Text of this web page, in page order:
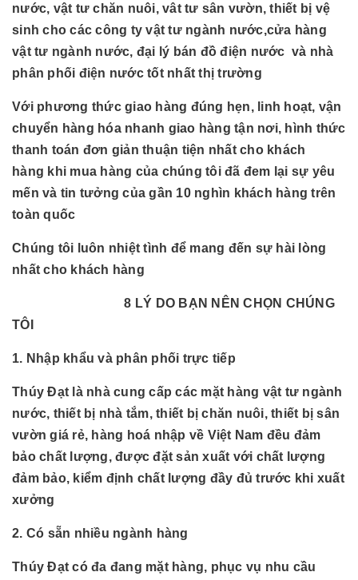
nước, vật tư chăn nuôi, vât tư sân vườn, thiết bị vệ
sinh cho các công ty vật tư ngành nước,cửa hàng
vật tư ngành nước, đại lý bán đồ điện nước và nhà
phân phối điện nước tốt nhất thị trường
Với phương thức giao hàng đúng hẹn, linh hoạt, vận
chuyển hàng hóa nhanh giao hàng tận nơi, hình thức
thanh toán đơn giản thuận tiện nhất cho khách
hàng khi mua hàng của chúng tôi đã đem lại sự yêu
mến và tin tưởng của gần 10 nghìn khách hàng trên
toàn quốc
Chúng tôi luôn nhiệt tình để mang đến sự hài lòng
nhất cho khách hàng
8 LÝ DO BẠN NÊN CHỌN CHÚNG
TÔI
1. Nhập khẩu và phân phối trực tiếp
Thúy Đạt là nhà cung cấp các mặt hàng vật tư ngành
nước, thiết bị nhà tắm, thiết bị chăn nuôi, thiết bị sân
vườn giá rẻ, hàng hoá nhập về Việt Nam đều đảm
bảo chất lượng, được đặt sản xuất với chất lượng
đảm bảo, kiểm định chất lượng đầy đủ trước khi xuất
xưởng
2. Có sẵn nhiều ngành hàng
Thúy Đạt có đa đang mặt hàng, phục vụ nhu cầu